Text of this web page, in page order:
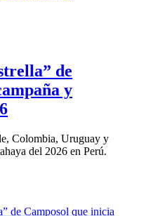
de
y
Colombia, Uruguay y
del 2026 en Perú.